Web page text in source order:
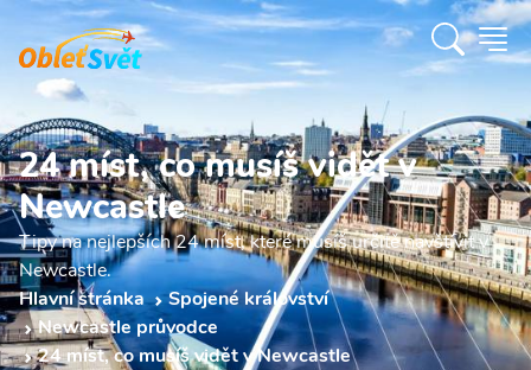
24 míst, co musíš vidět v
Newcastle
Tipy na nejlepších 24 míst, které musíš určitě navštívit v
Newcastle.
Hlavní stránka
Spojené království
Newcastle průvodce
24 míst, co musíš vidět v Newcastle